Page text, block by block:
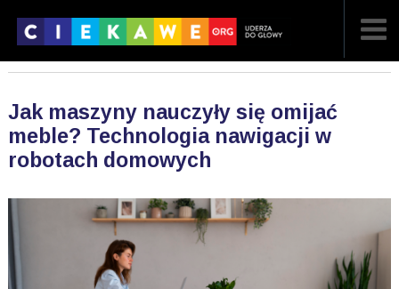
Jak maszyny nauczyły się omijać
meble? Technologia nawigacji w
robotach domowych
POPULARNE
LOSOWE
A ARTYKUŁY
FILMY
G GALERIA